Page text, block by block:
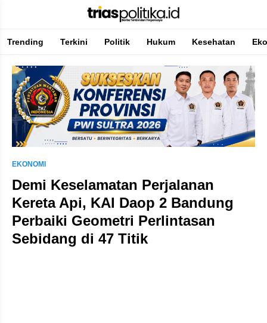
Berita Terkini & Terpercaya
Trending Terkini Politik Hukum Kesehatan
EKONOMI
Demi Keselamatan Perjalanan
Kereta Api, KAI Daop 2 Bandung
Perbaiki Geometri Perlintasan
Sebidang di 47 Titik